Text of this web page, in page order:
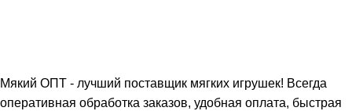
Мякий ОПТ - лучший поставщик мягких игрушек! Всегда
оперативная обработка заказов, удобная оплата, быстрая